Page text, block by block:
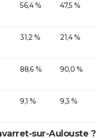
56,4 % 47,5 %
31,2 % 21,4 %
88,6 % 90,0 %
9,1 % 9,3 %
sur-Aulouste ?